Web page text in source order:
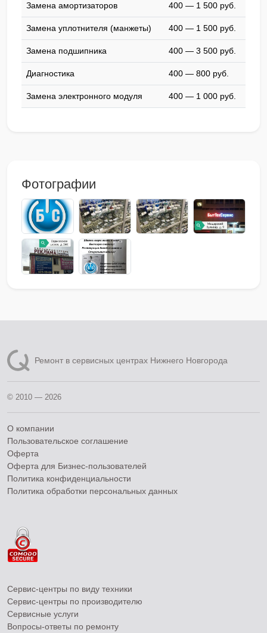
Замена амортизаторов 400 — 1 500 pyб.
Замена уплотнителя (манжеты) 400 — 1 500 pyб.
Замена подшипника 400 — 3 500 pyб.
Диагностика 400 — 800 pyб.
Замена электронного модуля 400 — 1 000 pyб.
Фотографии
Ремонт в сервисных центрах Нижнего Новгорода
© 2010 — 2026
О компании
Пользовательское соглашение
Оферта
Оферта для Бизнес-пользователей
Политика конфиденциальности
Политика обработки персональных данных
Сервис-центры по виду техники
Сервис-центры по производителю
Сервисные услуги
Вопросы-ответы по ремонту